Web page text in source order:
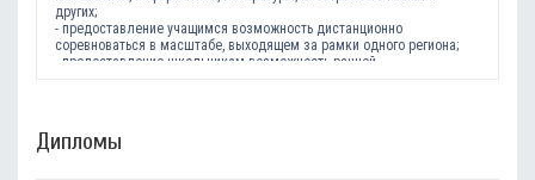
других;
- предоставление учащимся возможность дистанционно
соревноваться в масштабе, выходящем за рамки одного региона;
- предоставление школьникам возможность ранней
профориентации, стимулирования их к самостоятельной работе;
3.1. Участниками Олимпиады могут быть учащиеся 1-11 классов
Дипломы